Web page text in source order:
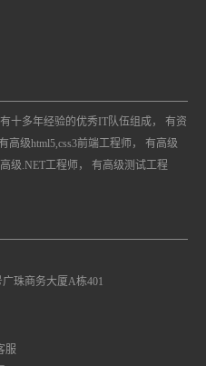
十多年经验的优秀IT队伍组成， 有资
级html5,css3前端工程师， 有高级
级.NET工程师， 有高级测试工程
珠商务大厦A栋401
服